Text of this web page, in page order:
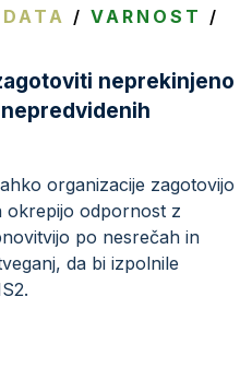
DATA / VARNOST /
neprekinjeno
organizacije zagotovijo
okrepijo odpornost z
po nesrečah in
da bi izpolnile